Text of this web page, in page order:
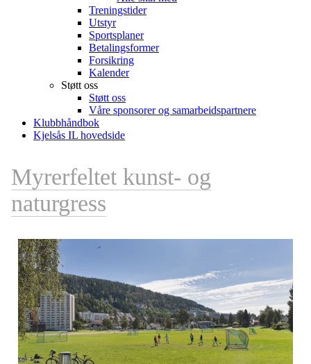
Treningstider
Utstyr
Sportsplaner
Betalingsformer
Forsikring
Kalender
Støtt oss
Støtt oss
Våre sponsorer og samarbeidspartnere
Klubbhåndbok
Kjelsås IL hovedside
Myrerfeltet kunst- og
naturgress